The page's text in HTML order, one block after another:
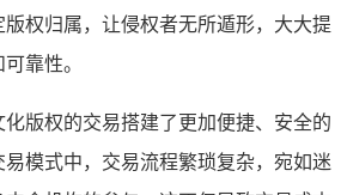
权归属，让侵权者无所遁形，大大提
靠性。
化版权的交易搭建了更加便捷、安全的
模式中，交易流程繁琐复杂，宛如迷